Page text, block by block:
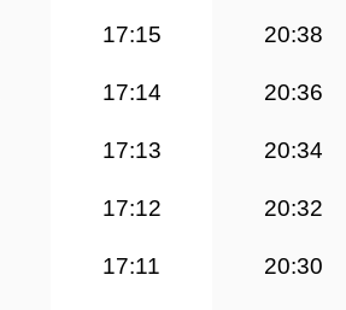
17:15 20:38
17:14 20:36
17:13 20:34
17:12 20:32
17:11 20:30